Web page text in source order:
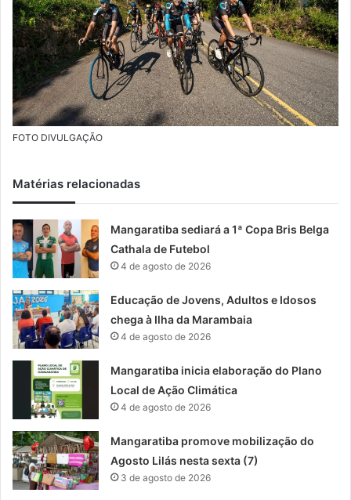
FOTO DIVULGAÇÃO
Matérias relacionadas
Mangaratiba sediará a 1ª Copa Bris Belga
Cathala de Futebol
4 de agosto de 2026
Educação de Jovens, Adultos e Idosos
chega à Ilha da Marambaia
4 de agosto de 2026
Mangaratiba inicia elaboração do Plano
Local de Ação Climática
4 de agosto de 2026
Mangaratiba promove mobilização do
Agosto Lilás nesta sexta (7)
3 de agosto de 2026